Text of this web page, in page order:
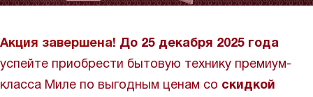
Акция завершена! До 25 декабря 2025 года
успейте приобрести бытовую технику премиум-
класса Миле по выгодным ценам со скидкой